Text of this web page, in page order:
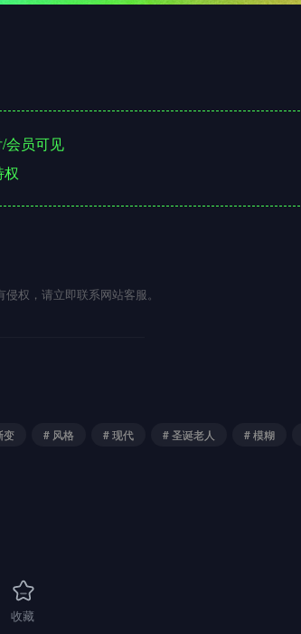
会员可见
权
权，请立即联系网站客服。
变 # 风格 # 现代 # 圣诞老人
# 模糊
收藏